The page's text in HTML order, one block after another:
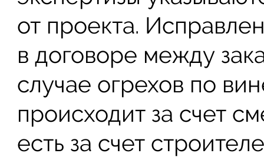
от проекта.
в договоре между
случае огрехов по
происходит за счет
есть за счет